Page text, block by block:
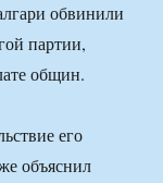
обвинили
партии,
общин.
его
объяснил